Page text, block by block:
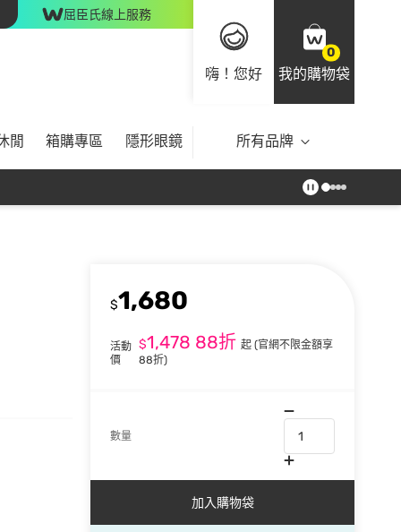
屈臣氏線上服務
嗨！您好
0
我的購物袋
閒 箱購專區 隱形眼鏡 所有品牌
$1,680
活動
價
$1,478 88折 起 (官網不限金額享
88折)
數量
加入購物袋